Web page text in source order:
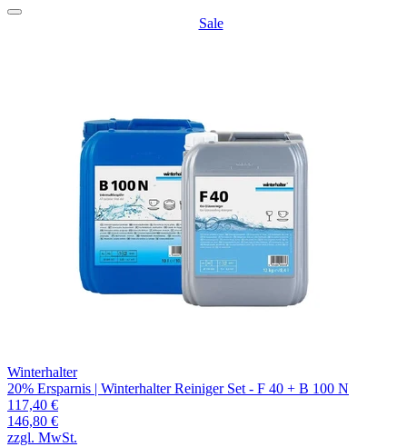
Sale
Winterhalter
20% Ersparnis | Winterhalter Reiniger Set - F 40 + B 100 N
117,40 €
146,80 €
zzgl. MwSt.